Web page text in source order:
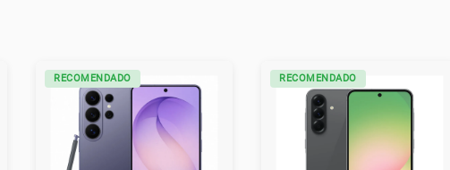
RECOMENDADO RECOMENDADO